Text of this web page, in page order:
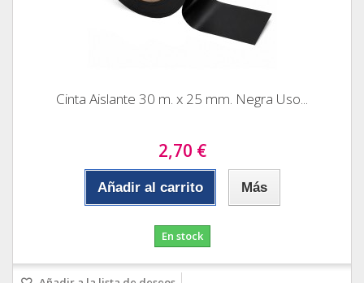
Cinta Aislante 30 m. x 25 mm. Negra Uso...
2,70 €
Añadir al carrito Más
En stock